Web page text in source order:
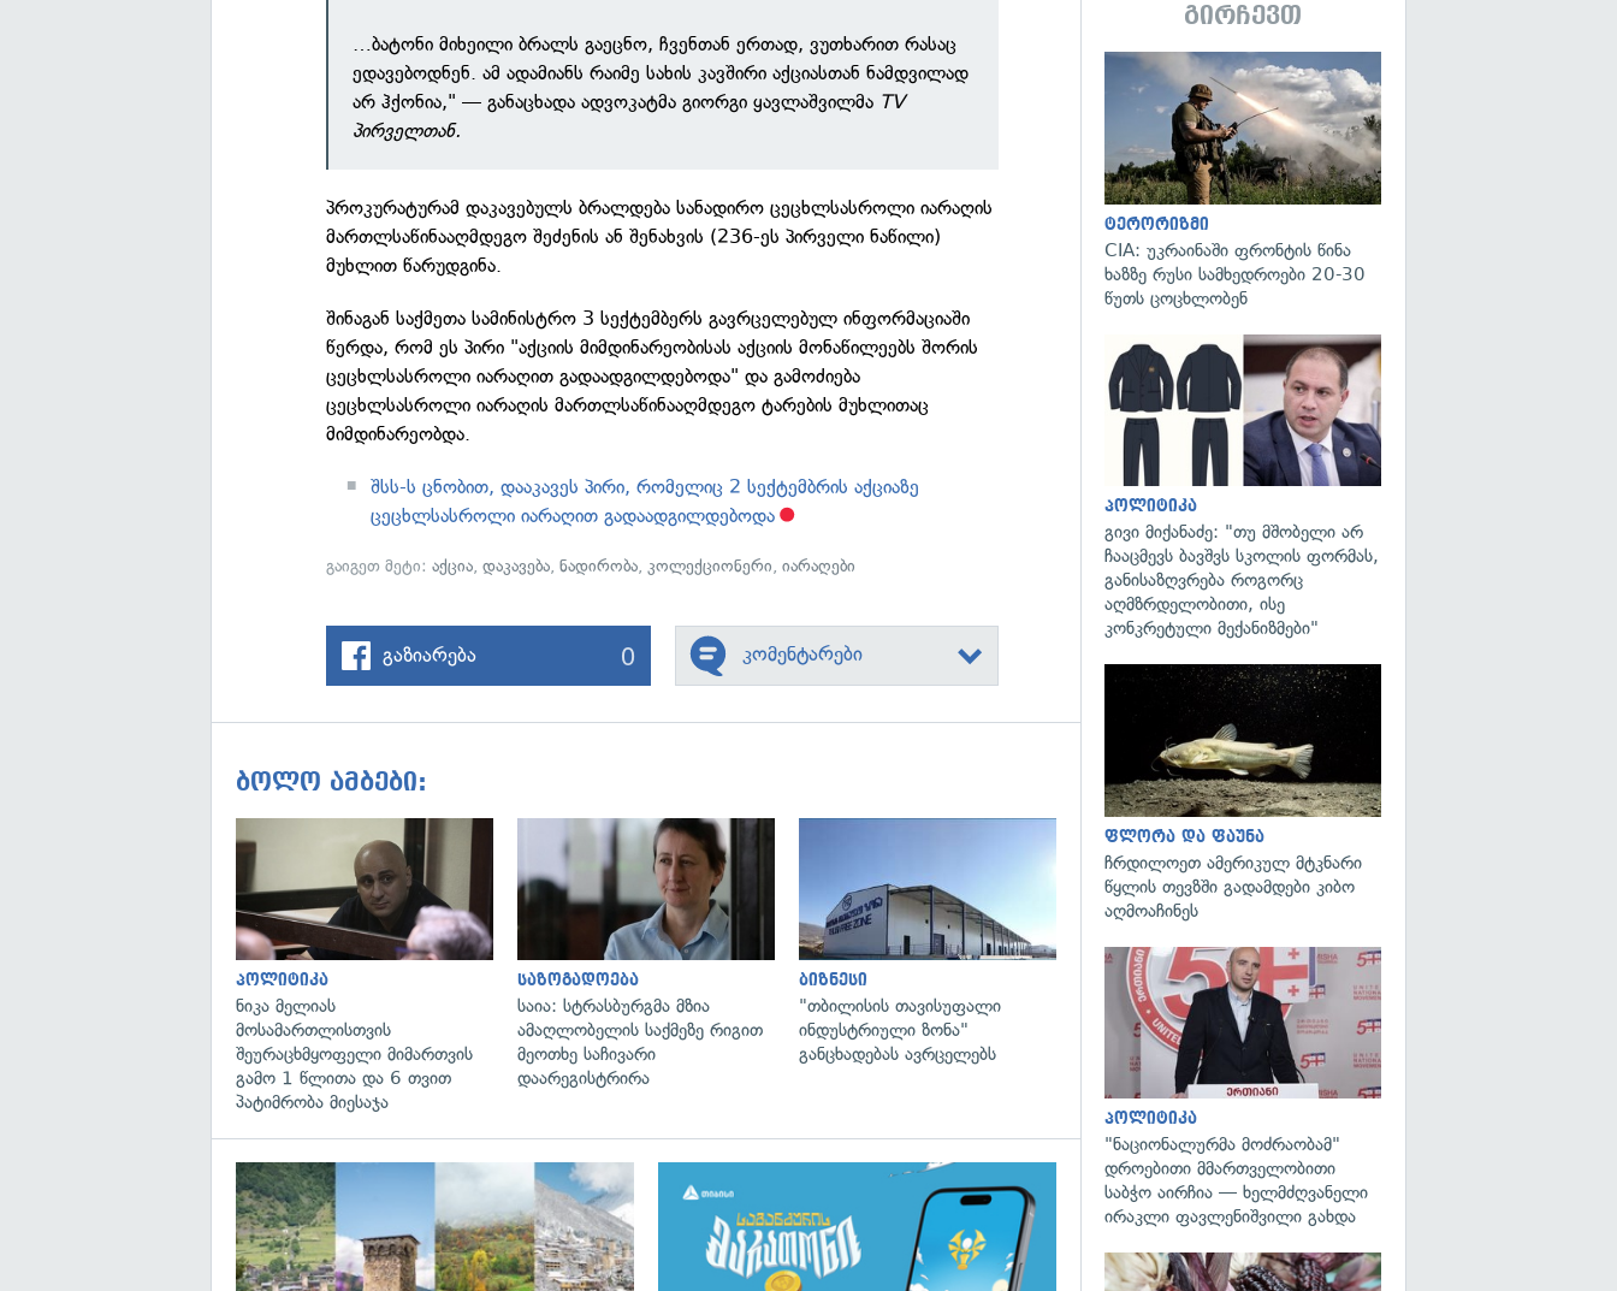
…ბატონი მიხეილი ბრალს გაეცნო, ჩვენთან ერთად, ვუთხარით რასაც
ედავებოდნენ. ამ ადამიანს რაიმე სახის კავშირი აქციასთან ნამდვილად
არ ჰქონია," — განაცხადა ადვოკატმა გიორგი ყავლაშვილმა TV
პირველთან.
პროკურატურამ დაკავებულს ბრალდება სანადირო ცეცხლსასროლი იარაღის
მართლსაწინააღმდეგო შეძენის ან შენახვის (236-ეს პირველი ნაწილი)
მუხლით წარუდგინა.
შინაგან საქმეთა სამინისტრო 3 სექტემბერს გავრცელებულ ინფორმაციაში
წერდა, რომ ეს პირი "აქციის მიმდინარეობისას აქციის მონაწილეებს შორის
ცეცხლსასროლი იარაღით გადაადგილდებოდა" და გამოძიება
ცეცხლსასროლი იარაღის მართლსაწინააღმდეგო ტარების მუხლითაც
მიმდინარეობდა.
შსს-ს ცნობით, დააკავეს პირი, რომელიც 2 სექტემბრის აქციაზე
ცეცხლსასროლი იარაღით გადაადგილდებოდა
გაიგეთ მეტი:აქცია,დაკავება,ნადირობა,კოლექციონერი,იარაღები
გაზიარება 0 კომენტარები
ბოლო ამბები:
გადახედვა
პოლიტიკა
ნიკა მელიას
მოსამართლისთვის
შეურაცხმყოფელი მიმართვის
გამო 1 წლითა და 6 თვით
პატიმრობა მიესაჯა
საზოგადოება
საია: სტრასბურგმა მზია
ამაღლობელის საქმეზე რიგით
მეოთხე საჩივარი
დაარეგისტრირა
გადახედვა
ბიზნესი
"თბილისის თავისუფალი
ინდუსტრიული ზონა"
განცხადებას ავრცელებს
გადახედვა
გირჩევთ
ტერორიზმი
CIA: უკრაინაში ფრონტის წინა
ხაზზე რუსი სამხედროები 20-30
წუთს ცოცხლობენ
პოლიტიკა
გივი მიქანაძე: "თუ მშობელი არ
ჩააცმევს ბავშვს სკოლის ფორმას,
განისაზღვრება როგორც
აღმზრდელობითი, ისე
კონკრეტული მექანიზმები"
ფლორა და ფაუნა
ჩრდილოეთ ამერიკულ მტკნარი
წყლის თევზში გადამდები კიბო
აღმოაჩინეს
პოლიტიკა
"ნაციონალურმა მოძრაობამ"
დროებითი მმართველობითი
საბჭო აირჩია — ხელმძღვანელი
ირაკლი ფავლენიშვილი გახდა